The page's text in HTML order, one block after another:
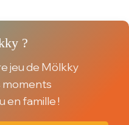
?
jeu de Mölkky
moments
en famille !